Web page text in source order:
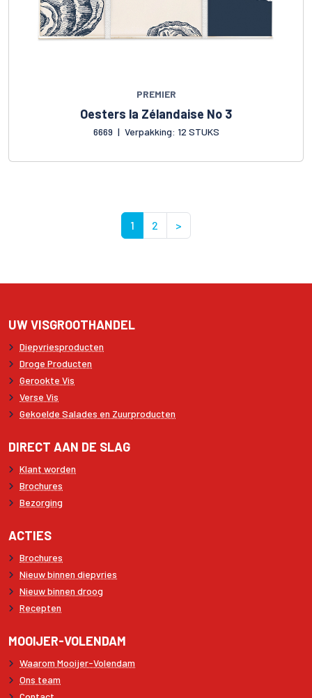
PREMIER
Oesters la Zélandaise No 3
6669 | Verpakking: 12 STUKS
1 2 >
UW VISGROOTHANDEL
Diepvriesproducten
Droge Producten
Gerookte Vis
Verse Vis
Gekoelde Salades en Zuurproducten
DIRECT AAN DE SLAG
Klant worden
Brochures
Bezorging
ACTIES
Brochures
Nieuw binnen diepvries
Nieuw binnen droog
Recepten
MOOIJER-VOLENDAM
Waarom Mooijer-Volendam
Ons team